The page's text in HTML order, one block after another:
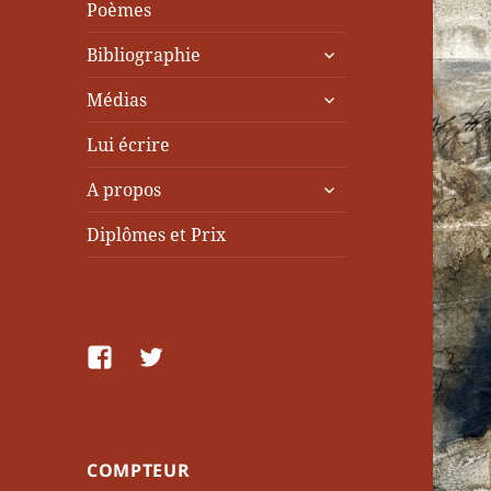
Poèmes
Bibliographie
ouvrir
sous-
Médias
ouvrir
Lui écrire
A propos
ouvrir
Diplômes et Prix
facebookTwitter
COMPTEUR